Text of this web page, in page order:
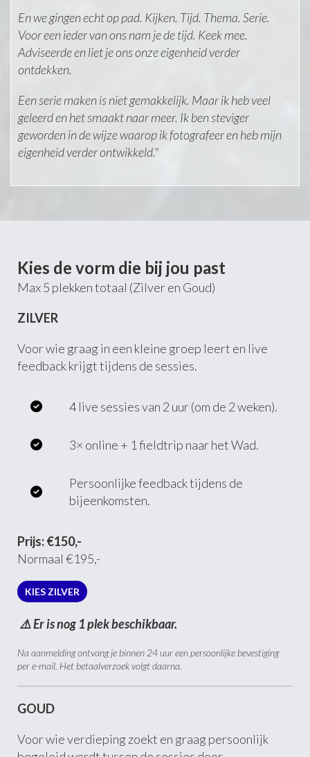
En we gingen echt op pad. Kijken. Tijd. Thema. Serie.
Voor een ieder van ons nam je de tijd. Keek mee.
Adviseerde en liet je ons onze eigenheid verder
ontdekken.
Een serie maken is niet gemakkelijk. Maar ik heb veel
geleerd en het smaakt naar meer. Ik ben steviger
geworden in de wijze waarop ik fotografeer en heb mijn
eigenheid verder ontwikkeld."
Kies de vorm die bij jou past
Max 5 plekken totaal (Zilver en Goud)
ZILVER
Voor wie graag in een kleine groep leert en live
feedback krijgt tijdens de sessies.
4 live sessies van 2 uur (om de 2 weken).
3× online + 1 fieldtrip naar het Wad.
Persoonlijke feedback tijdens de
bijeenkomsten.
Prijs: €150,-
Normaal €195,-
KIES ZILVER
⚠️ Er is nog 1 plek beschikbaar.
Na aanmelding ontvang je binnen 24 uur een persoonlijke bevestiging
per e-mail. Het betaalverzoek volgt daarna.
GOUD
Voor wie verdieping zoekt en graag persoonlijk